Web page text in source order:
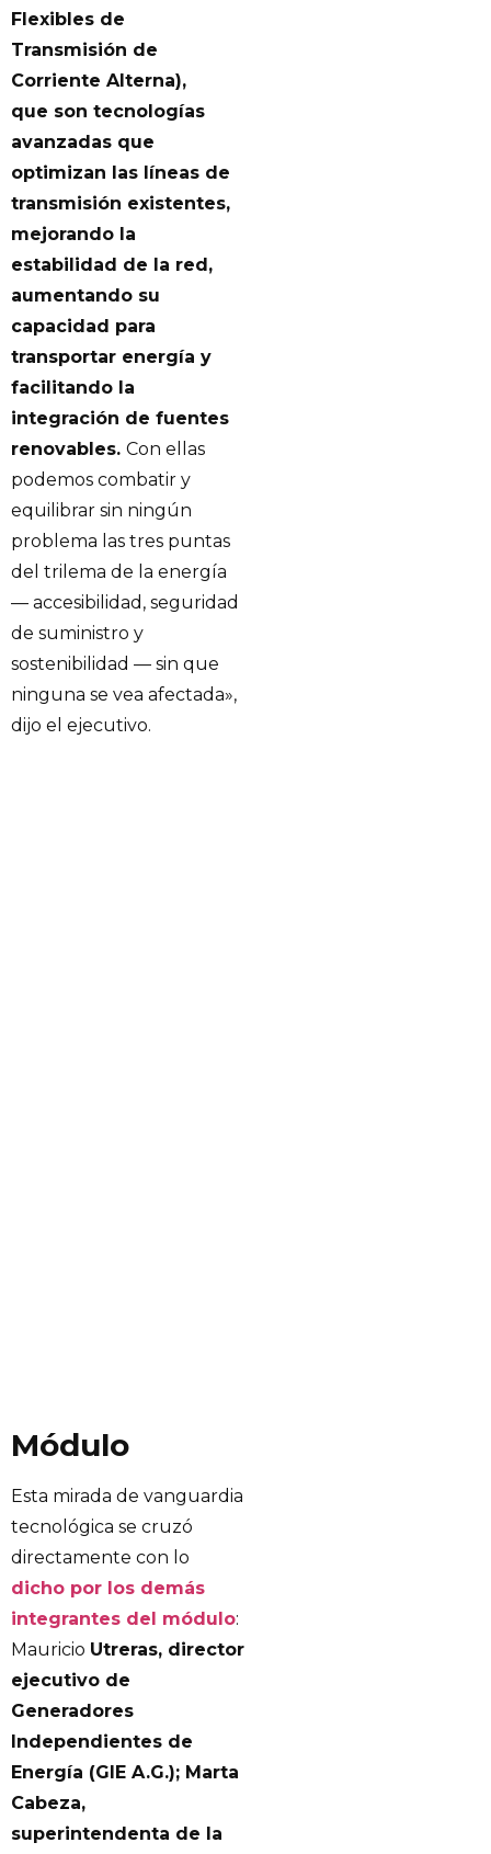
Flexibles de
Transmisión de
Corriente Alterna),
que son tecnologías
avanzadas que
optimizan las líneas de
transmisión existentes,
mejorando la
estabilidad de la red,
aumentando su
capacidad para
transportar energía y
facilitando la
integración de fuentes
renovables. Con ellas
podemos combatir y
equilibrar sin ningún
problema las tres puntas
del trilema de la energía
— accesibilidad, seguridad
de suministro y
sostenibilidad — sin que
ninguna se vea afectada»,
dijo el ejecutivo.
Módulo
Esta mirada de vanguardia
tecnológica se cruzó
directamente con lo
dicho por los demás
integrantes del módulo:
Mauricio Utreras, director
ejecutivo de
Generadores
Independientes de
Energía (GIE A.G.); Marta
Cabeza,
superintendenta de la